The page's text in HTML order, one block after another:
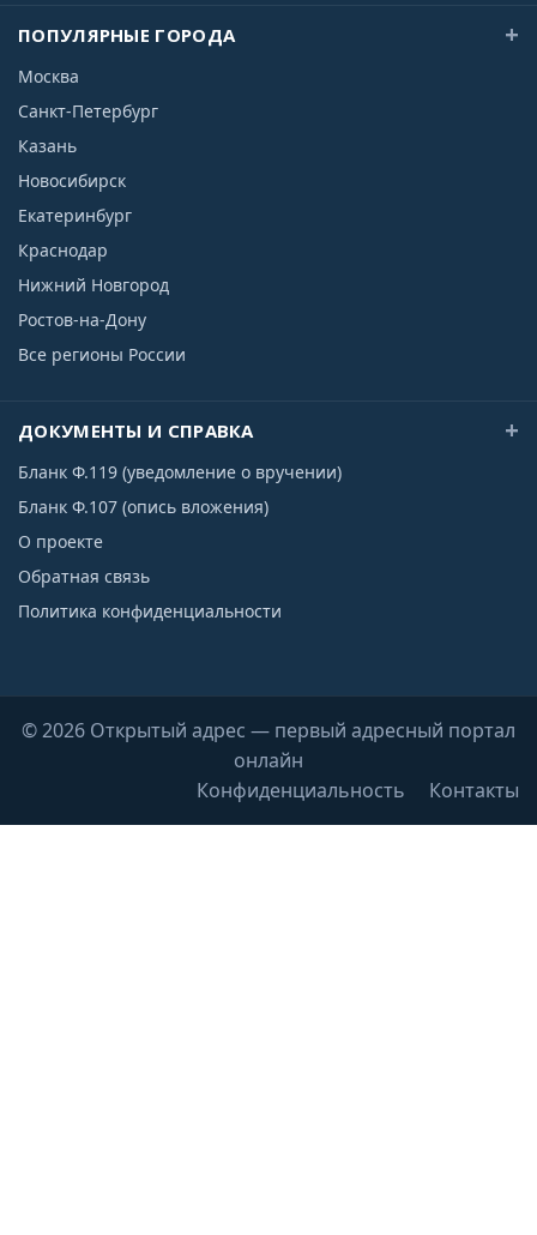
ПОПУЛЯРНЫЕ ГОРОДА
Москва
Санкт-Петербург
Казань
Новосибирск
Екатеринбург
Краснодар
Нижний Новгород
Ростов-на-Дону
Все регионы России
ДОКУМЕНТЫ И СПРАВКА
Бланк Ф.119 (уведомление о вручении)
Бланк Ф.107 (опись вложения)
О проекте
Обратная связь
Политика конфиденциальности
© 2026 Открытый адрес — первый адресный портал
онлайн
Конфиденциальность
Контакты